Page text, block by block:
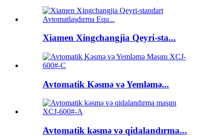
Xiamen Xingchangjia Qeyri-sta...
Avtomatik Kəsmə və Yemləmə...
Avtomatik kəsmə və qidalandırma...